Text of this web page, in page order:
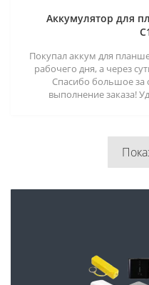
Аккумулятор для
Покупал аккум для
рабочего дня, а через
Спасибо большое за
выполнение заказа!